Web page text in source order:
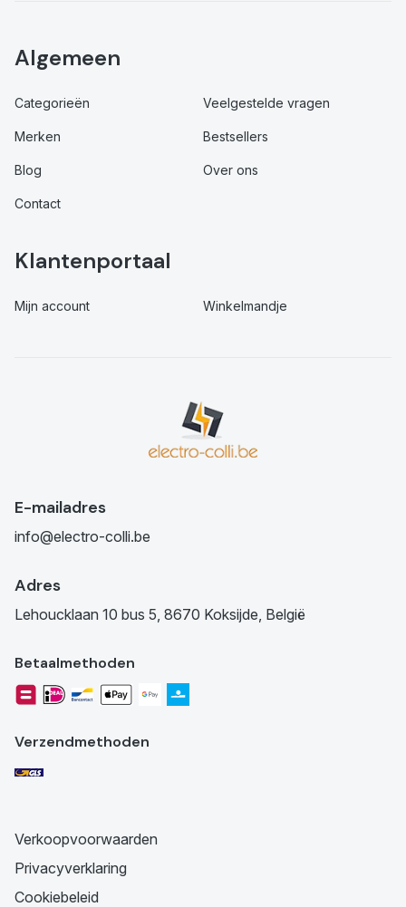
Algemeen
Categorieën Veelgestelde vragen
Merken Bestsellers
Blog Over ons
Contact
Klantenportaal
Mijn account Winkelmandje
E-mailadres
info@electro-colli.be
Adres
Lehoucklaan 10 bus 5, 8670 Koksijde, België
Betaalmethoden
Verzendmethoden
Verkoopvoorwaarden
Privacyverklaring
Cookiebeleid